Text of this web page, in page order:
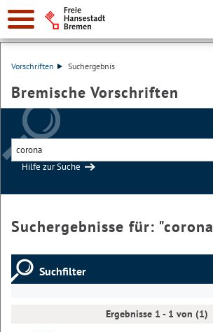
Vorschriften Suchergebnis
Bremische Vorschriften
Hilfe zur Suche
Suchergebnisse für: "corona
Suchfilter
Ergebnisse 1 - 1 von (1)